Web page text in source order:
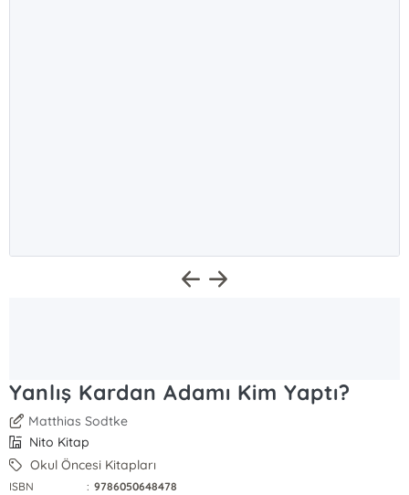
Yanlış Kardan Adamı Kim Yaptı?
Matthias Sodtke
Nito Kitap
Okul Öncesi Kitapları
ISBN : 9786050648478